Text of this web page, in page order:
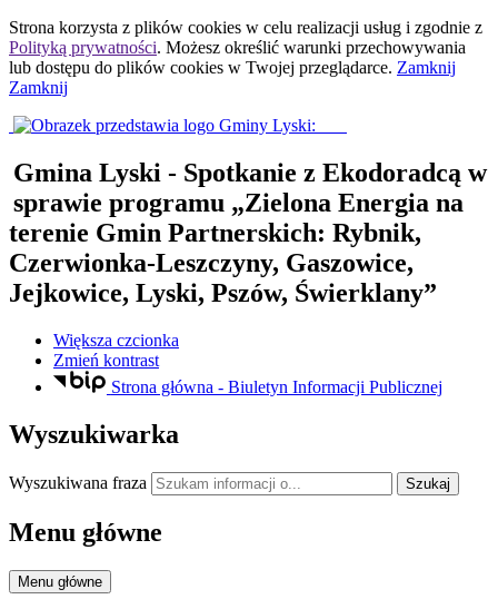
Strona korzysta z plików cookies w celu realizacji usług i zgodnie z
Polityką prywatności. Możesz określić warunki przechowywania
lub dostępu do plików cookies w Twojej przeglądarce. Zamknij
Zamknij
Gmina Lyski - Spotkanie z Ekodoradcą w
sprawie programu „Zielona Energia na
terenie Gmin Partnerskich: Rybnik,
Czerwionka-Leszczyny, Gaszowice,
Jejkowice, Lyski, Pszów, Świerklany”
Większa czcionka
Zmień kontrast
Strona główna - Biuletyn Informacji Publicznej
Wyszukiwarka
Wyszukiwana fraza Szukaj
Menu główne
Menu główne